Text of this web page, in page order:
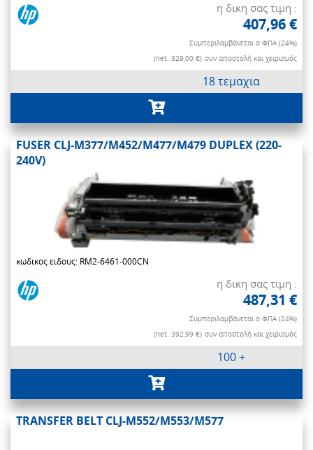
η δικη σας τιμη :
407,96 €
Συμπεριλαμβάνεται ο ΦΠΑ (24%)
(net. 329,00 €) συν αποστολή και χειρισμός
18 τεμαχια
FUSER CLJ-M377/M452/M477/M479 DUPLEX (220-
240V)
κωδικος ειδους: RM2-6461-000CN
η δικη σας τιμη :
487,31 €
Συμπεριλαμβάνεται ο ΦΠΑ (24%)
(net. 392,99 €) συν αποστολή και χειρισμός
100 +
TRANSFER BELT CLJ-M552/M553/M577